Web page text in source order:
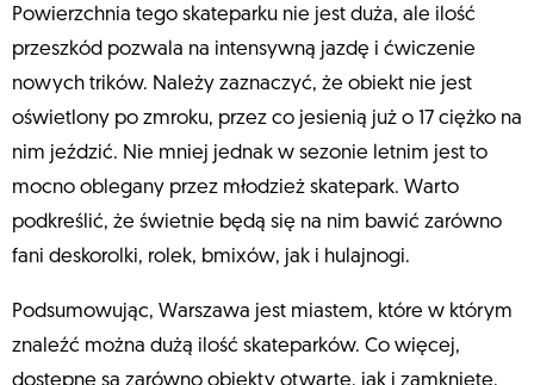
Powierzchnia tego skateparku nie jest duża, ale ilość
przeszkód pozwala na intensywną jazdę i ćwiczenie
nowych trików. Należy zaznaczyć, że obiekt nie jest
oświetlony po zmroku, przez co jesienią już o 17 ciężko na
nim jeździć. Nie mniej jednak w sezonie letnim jest to
mocno oblegany przez młodzież skatepark. Warto
podkreślić, że świetnie będą się na nim bawić zarówno
fani deskorolki, rolek, bmixów, jak i hulajnogi.
Podsumowując, Warszawa jest miastem, które w którym
znaleźć można dużą ilość skateparków. Co więcej,